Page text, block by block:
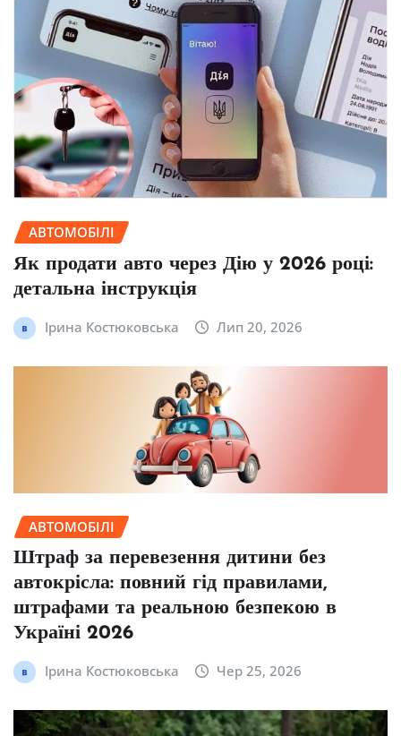
АВТОМОБІЛІ
Як продати авто через Дію у 2026 році:
детальна інструкція
Ірина Костюковська Лип 20, 2026
АВТОМОБІЛІ
Штраф за перевезення дитини без
автокрісла: повний гід правилами,
штрафами та реальною безпекою в
Україні 2026
Ірина Костюковська Чер 25, 2026